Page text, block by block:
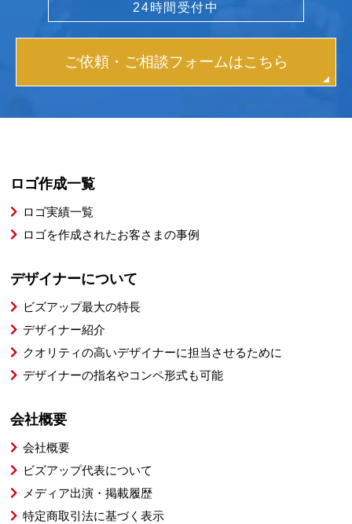
24時間受付中
ご依頼・ご相談フォームはこちら
ロゴ作成一覧
ロゴ実績一覧
ロゴを作成されたお客さまの事例
デザイナーについて
ビズアップ最大の特長
デザイナー紹介
クオリティの高いデザイナーに担当させるために
デザイナーの指名やコンペ形式も可能
会社概要
会社概要
ビズアップ代表について
メディア出演・掲載履歴
特定商取引法に基づく表示